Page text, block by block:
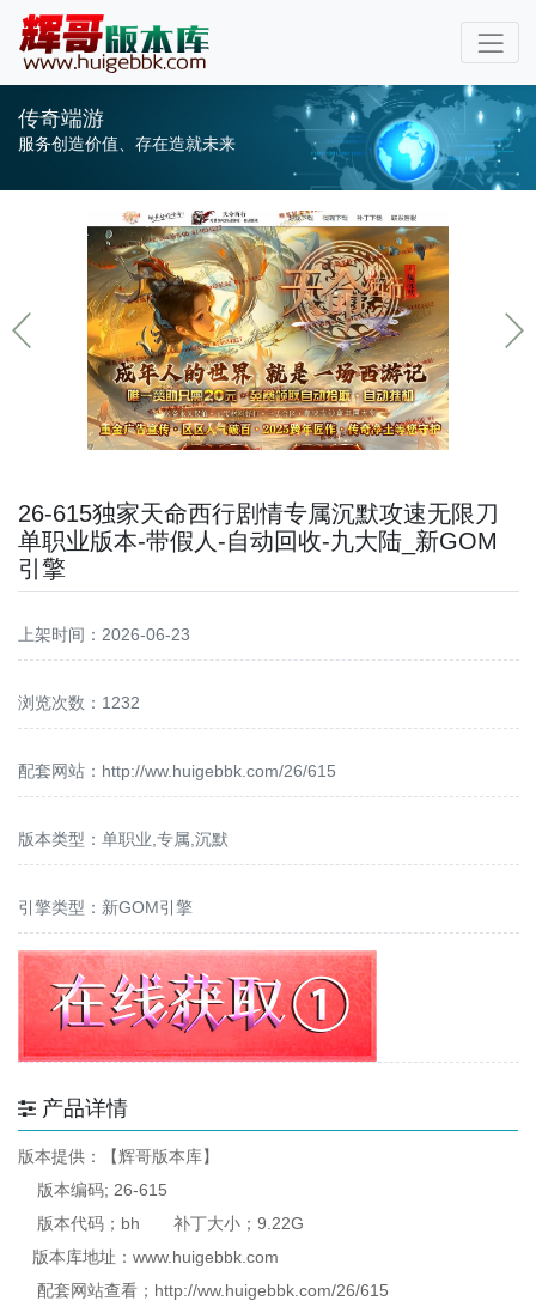
传奇端游
服务创造价值、存在造就未来
26-615独家天命西行剧情专属沉默攻速无限刀
单职业版本-带假人-自动回收-九大陆_新GOM
引擎
上架时间：2026-06-23
浏览次数：1232
配套网站： http://ww.huigebbk.com/26/615
版本类型：单职业,专属,沉默
引擎类型：新GOM引擎
产品详情
版本提供：【辉哥版本库】
版本编码; 26-615
版本代码；bh 补丁大小；9.22G
版本库地址：www.huigebbk.com
配套网站查看；http://ww.huigebbk.com/26/615